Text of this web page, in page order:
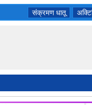
संक्रमण धातू